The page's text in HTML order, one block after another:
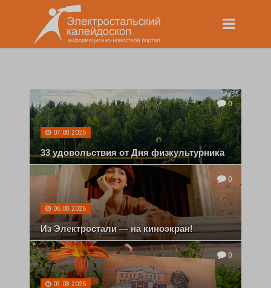
0
07.08.2026
33 удовольствия от Дня физкультурника
0
06.08.2026
Из Электростали — на киноэкран!
0
03.08.2026